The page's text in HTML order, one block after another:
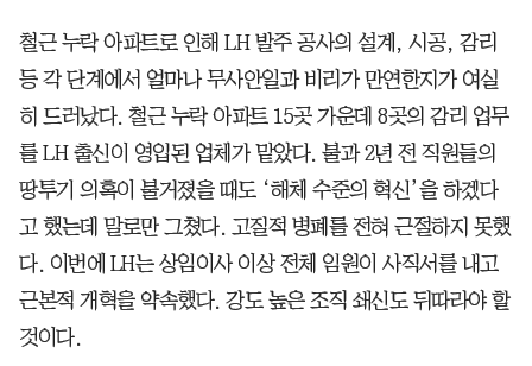
철근 누락 아파트로 인해 LH 발주 공사의 설계, 시공, 감리
등 각 단계에서 얼마나 무사안일과 비리가 만연한지가 여실
히 드러났다. 철근 누락 아파트 15곳 가운데 8곳의 감리 업무
를 LH 출신이 영입된 업체가 맡았다. 불과 2년 전 직원들의
땅투기 의혹이 불거졌을 때도 ‘해체 수준의 혁신’을 하겠다
고 했는데 말로만 그쳤다. 고질적 병폐를 전혀 근절하지 못했
다. 이번에 LH는 상임이사 이상 전체 임원이 사직서를 내고
근본적 개혁을 약속했다. 강도 높은 조직 쇄신도 뒤따라야 할
것이다.